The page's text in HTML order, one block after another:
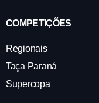
COMPETIÇÕES
Regionais
Taça Paraná
Supercopa